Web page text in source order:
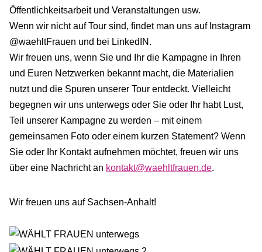
Öffentlichkeitsarbeit und Veranstaltungen usw.
Wenn wir nicht auf Tour sind, findet man uns auf Instagram
@waehltFrauen und bei LinkedIN.
Wir freuen uns, wenn Sie und Ihr die Kampagne in Ihren
und Euren Netzwerken bekannt macht, die Materialien
nutzt und die Spuren unserer Tour entdeckt. Vielleicht
begegnen wir uns unterwegs oder Sie oder Ihr habt Lust,
Teil unserer Kampagne zu werden – mit einem
gemeinsamen Foto oder einem kurzen Statement? Wenn
Sie oder Ihr Kontakt aufnehmen möchtet, freuen wir uns
über eine Nachricht an kontakt@waehltfrauen.de.
Wir freuen uns auf Sachsen-Anhalt!